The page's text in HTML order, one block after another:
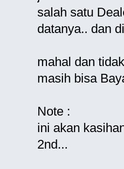
salah satu
datanya.. dan
mahal dan
masih bisa
Note :
ini akan
2nd...